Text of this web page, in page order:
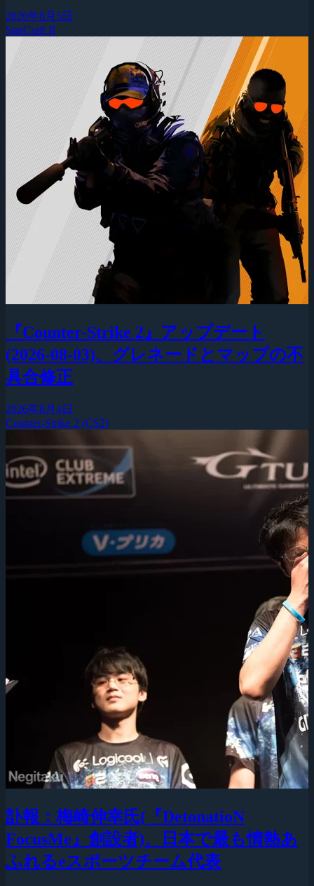
2026年8月5日
StarCraft II
『Counter-Strike 2』アップデート
(2026-08-03)、グレネードとマップの不
具合修正
2026年8月4日
Counter-Strike 2 (CS2)
訃報：梅崎伸幸氏(『DetonatioN
FocusMe』創設者)、日本で最も情熱あ
ふれるeスポーツチーム代表